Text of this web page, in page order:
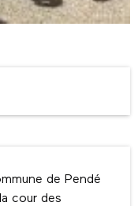
de Pendé
cour des